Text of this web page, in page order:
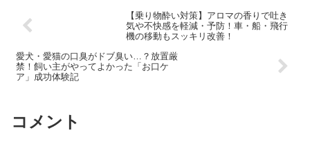
【乗り物酔い対策】アロマの香りで吐き
気や不快感を軽減・予防！車・船・飛行
機の移動もスッキリ改善！
愛犬・愛猫の口臭がドブ臭い…？放置厳
禁！飼い主がやってよかった「お口ケ
ア」成功体験記
コメント